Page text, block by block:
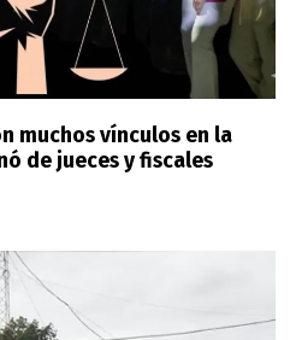
muchos vínculos en la
de jueces y fiscales